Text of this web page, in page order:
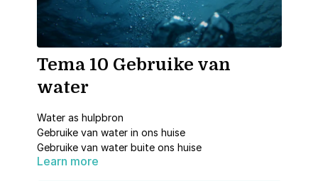
Tema 10 Gebruike van
water
Water as hulpbron
Gebruike van water in ons huise
Gebruike van water buite ons huise
Learn more